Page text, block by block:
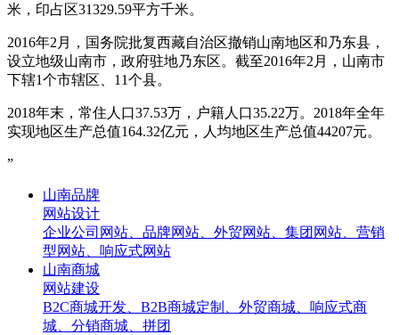
米，印占区31329.59平方千米。
2016年2月，国务院批复西藏自治区撤销山南地区和乃东县，
设立地级山南市，政府驻地乃东区。截至2016年2月，山南市
下辖1个市辖区、11个县。
2018年末，常住人口37.53万，户籍人口35.22万。2018年全年
实现地区生产总值164.32亿元，人均地区生产总值44207元。
”
山南品牌
网站设计
企业公司网站、品牌网站、外贸网站、集团网站、营销
型网站、响应式网站
山南商城
网站建设
B2C商城开发、B2B商城定制、外贸商城、响应式商
城、分销商城、拼团